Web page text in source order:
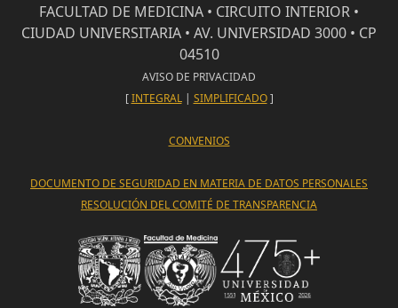
FACULTAD DE MEDICINA • CIRCUITO INTERIOR •
CIUDAD UNIVERSITARIA • AV. UNIVERSIDAD 3000 • CP
04510
AVISO DE PRIVACIDAD
[INTEGRAL| SIMPLIFICADO]
CONVENIOS
DOCUMENTO DE SEGURIDAD EN MATERIA DE DATOS PERSONALES
RESOLUCIÓN DEL COMITÉ DE TRANSPARENCIA